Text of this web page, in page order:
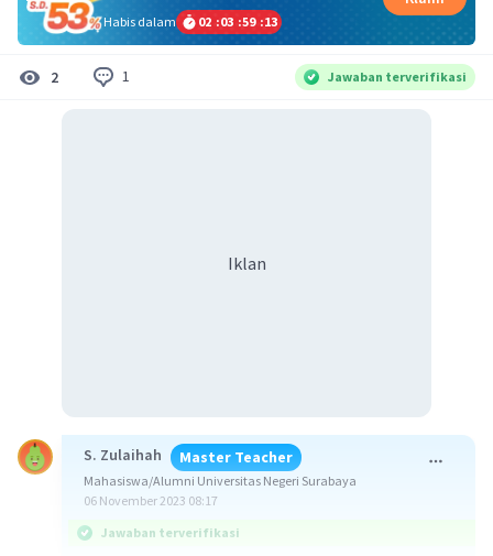
Habis dalam
02 :03 :59 :13
2 1 Jawaban terverifikasi
Iklan
S. Zulaihah Master Teacher
Mahasiswa/Alumni Universitas Negeri Surabaya
06 November 2023 08:17
Jawaban terverifikasi